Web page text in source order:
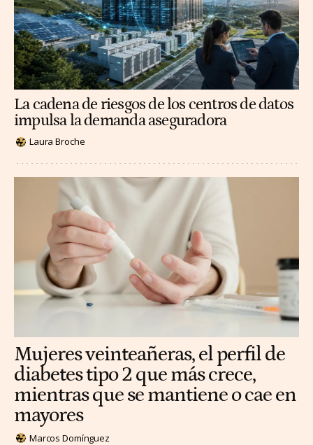
La cadena de riesgos de los centros de datos
impulsa la demanda aseguradora
Laura Broche
Mujeres veinteañeras, el perfil de
diabetes tipo 2 que más crece,
mientras que se mantiene o cae en
mayores
Marcos Domínguez